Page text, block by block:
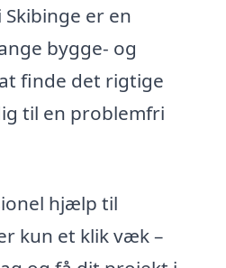
er en
bygge- og
finde det rigtige
til en problemfri
hjælp til
kun et klik væk –